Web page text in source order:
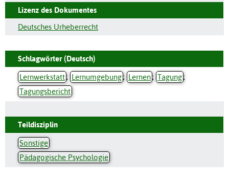
Lizenz des Dokumentes
Deutsches Urheberrecht
Schlagwörter (Deutsch)
Lernwerkstatt; Lernumgebung; Lernen; Tagung;
Tagungsbericht
Teildisziplin
Sonstige
Pädagogische Psychologie